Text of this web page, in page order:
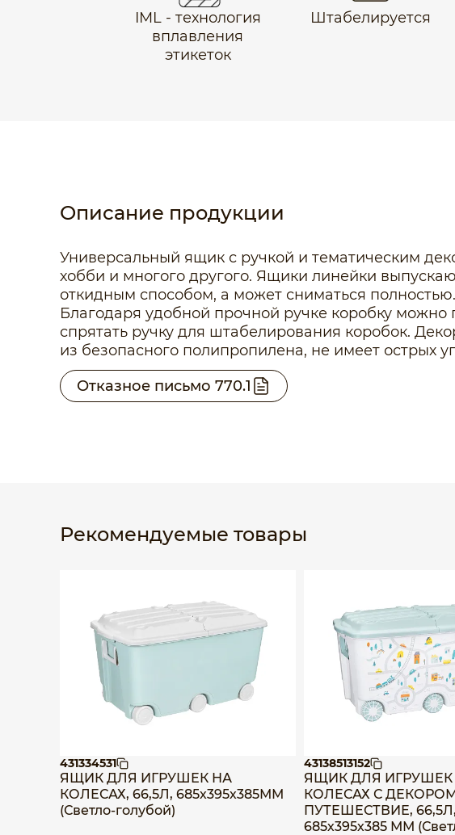
IML - технология
вплавления
этикеток
Штабелируется
Описание продукции
Универсальный ящик с ручкой и тематическим
хобби и многого другого. Ящики линейки
откидным способом, а может сниматься
Благодаря удобной прочной ручке коробку
спрятать ручку для штабелирования коробок.
из безопасного полипропилена, не имеет острых
Отказное письмо 770.1
Рекомендуемые товары
431334531
ЯЩИК ДЛЯ ИГРУШЕК НА
КОЛЕСАХ, 66,5Л, 685х395х385ММ
(Светло-голубой)
43138513152
ЯЩИК ДЛЯ ИГРУШЕК
КОЛЕСАХ С
ПУТЕШЕСТВИЕ, 66,5Л,
685х395х385 ММ